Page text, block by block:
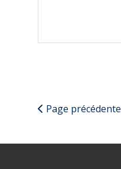
Page précédente